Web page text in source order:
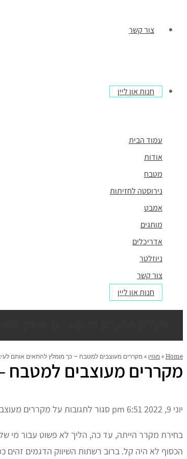
צור קשר
חנות און ליין
עמוד הבית
אודות
מטבח
נירוסטה לחזיתות
אמבט
מותגים
אדריכלים
ניוזלטר
צור קשר
חנות און ליין
Home
»מגזין »מקררים מעוצבים למטבח – כך מומלץ להתאים אותם
מקררים מעוצבים למטבח
יוני 9, 2022 6:51 pm סגור לתגובות על מקררים
בחירת מקרר הייתה, עד כה, הליך לא פשוט עבור מי
הכסוף לא היה קל. ברוב רשתות השיווק הדגמים